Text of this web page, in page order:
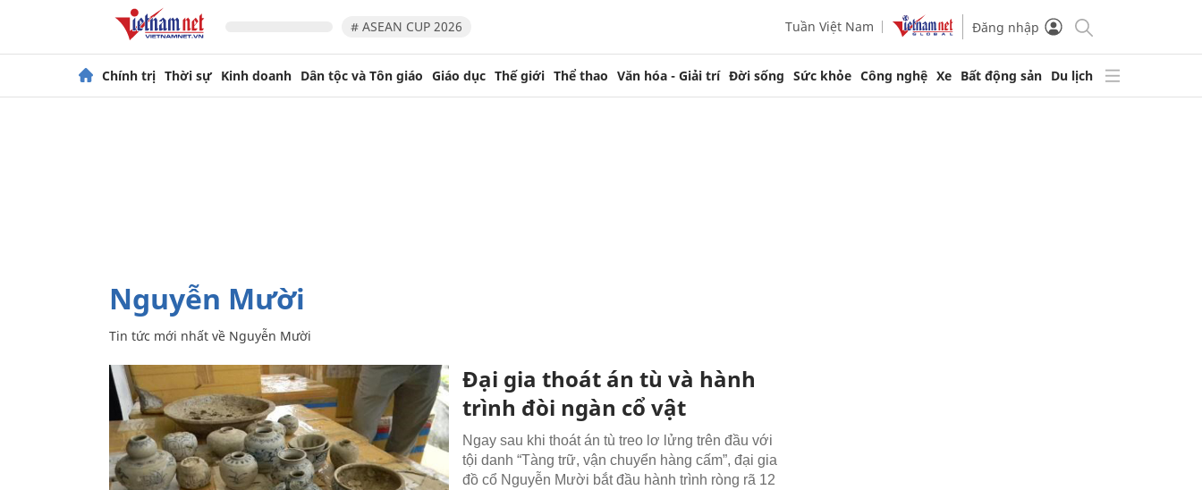
# ASEAN CUP 2026 Tuần Việt Nam Đăng nhập
Chính trị Thời sự Kinh doanh Dân tộc và Tôn giáo Giáo dục Thế giới Thể thao Văn hóa - Giải trí Đời sống Sức khỏe Công nghệ Xe Bất động sản Du lịch
Nguyễn Mười
Tin tức mới nhất về Nguyễn Mười
Đại gia thoát án tù và hành
trình đòi ngàn cổ vật
Ngay sau khi thoát án tù treo lơ lửng trên đầu với
tội danh “Tàng trữ, vận chuyển hàng cấm”, đại gia
đồ cổ Nguyễn Mười bắt đầu hành trình ròng rã 12